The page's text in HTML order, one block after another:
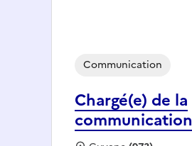
Chargé(e) de la
communication
Communication